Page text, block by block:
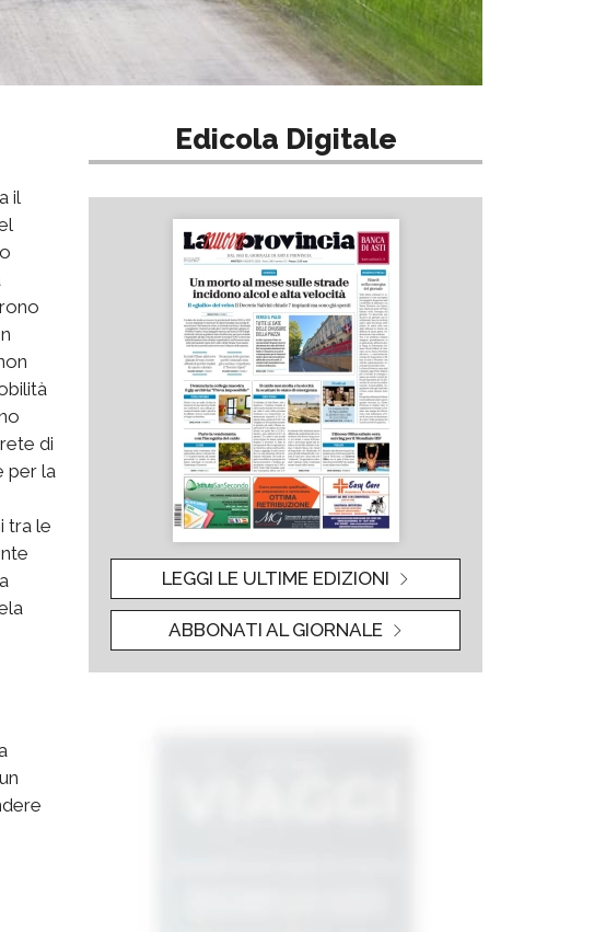
il
di
per la
tra le
Edicola Digitale
LEGGI LE ULTIME EDIZIONI
ABBONATI AL GIORNALE